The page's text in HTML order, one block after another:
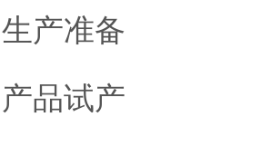
生产准备
产品试产